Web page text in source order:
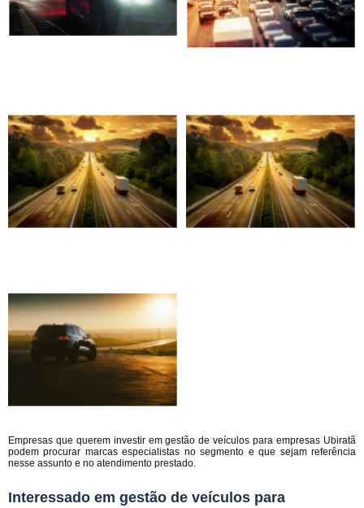
Empresas que querem investir em gestão de veículos para empresas Ubiratã
podem procurar marcas especialistas no segmento e que sejam referência
nesse assunto e no atendimento prestado.
Interessado em gestão de veículos para